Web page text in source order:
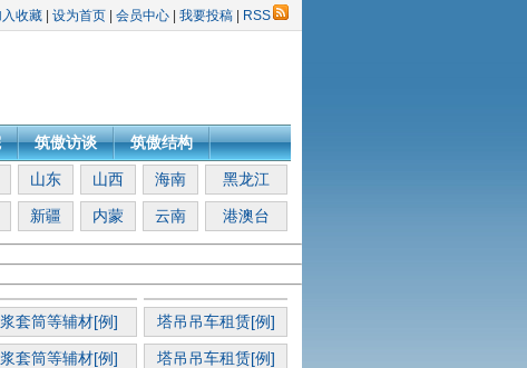
收藏 设为首页 会员中心 我要投稿 RSS
筑傲访谈 筑傲结构
山东 山西 海南 黑龙江
新疆 内蒙 云南 港澳台
套筒等辅材[例] 塔吊吊车租赁[例]
套筒等辅材[例] 塔吊吊车租赁[例]